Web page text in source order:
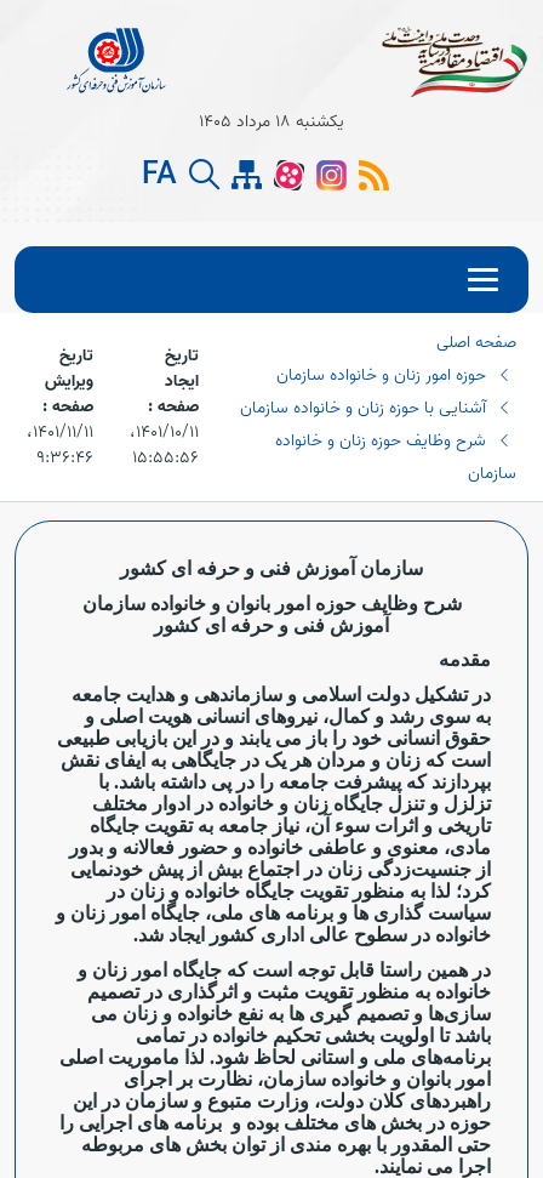
یکشنبه 18 مرداد 1405
FA
صفحه اصلی
حوزه امور زنان و خانواده سازمان
آشنایی با حوزه زنان و خانواده سازمان
شرح وظایف حوزه زنان و خانواده
سازمان
تاریخ
ایجاد
صفحه :
۱۴۰۱/۱۰/۱۱،‏
۱۵:۵۵:۵۶
تاریخ
ویرایش
صفحه :
۱۴۰۱/۱۱/۱۱،‏
۹:۳۶:۴۶
سازمان آموزش فنی و حرفه ای کشور
شرح وظایف حوزه امور بانوان و خانواده سازمان
آموزش فنی و حرفه ای کشور
مقدمه
در تشکیل دولت اسلامی و سازماندهی و هدایت جامعه
به سوی رشد و کمال، نیروهای انسانی هویت اصلی و
حقوق انسانی خود را باز می یابند و در این بازیابی طبیعی
است که زنان و مردان هر یک در جایگاهی به ایفای نقش
بپردازند که پیشرفت جامعه را در پی داشته باشد. با
تزلزل و تنزل جایگاه زنان و خانواده در ادوار مختلف
تاریخی و اثرات سوء آن، نیاز جامعه به تقویت جایگاه
مادی، معنوی و عاطفی خانواده و حضور فعالانه و بدور
از جنسیت‌زدگی زنان در اجتماع بیش از پیش خودنمایی
کرد؛ لذا به منظور تقویت جایگاه خانواده و زنان در
سیاست گذاری ها و برنامه های ملی، جایگاه امور زنان و
خانواده در سطوح عالی اداری کشور ایجاد شد.
در همین راستا قابل توجه است که جایگاه امور زنان و
خانواده به منظور تقویت مثبت و اثرگذاری در تصمیم
سازی‌ها و تصمیم گیری ها به نفع خانواده و زنان می
باشد تا اولویت بخشی تحکیم خانواده در تمامی
برنامه‌های ملی و استانی لحاظ شود. لذا ماموریت اصلی
امور بانوان و خانواده سازمان، نظارت بر اجرای
راهبردهای کلان دولت، وزارت متبوع و سازمان در این
حوزه در بخش های مختلف بوده و برنامه های اجرایی را
حتی المقدور با بهره مندی از توان بخش های مربوطه
اجرا می نمایند.